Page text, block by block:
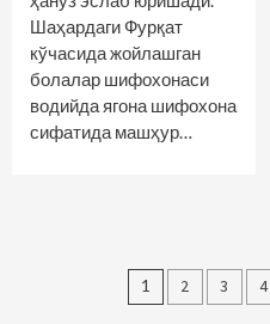
Шаҳардаги Фурқат
кўчасида жойлашган
болалар шифохонаси
водийда ягона шифохона
сифатида машҳур…
Maqolalar
1 2 3 4